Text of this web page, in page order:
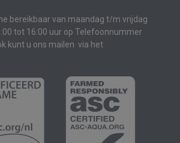
bereikbaar van maandag t/m vrijdag
tot 16:00 uur op Telefoonnummer
kunt u ons mailen via het